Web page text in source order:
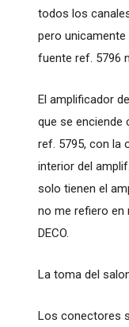
todos los
pero
fuente ref. 5796
El amplificador
que se enciende
ref. 5795, con la
interior del
solo tienen el
no me refiero en
DECO.
La toma del
Los conectores